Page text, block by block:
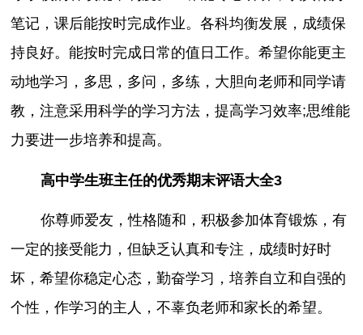
笔记，课后能按时完成作业。各科均衡发展，成绩保
持良好。能按时完成日常的值日工作。希望你能更主
动地学习，多思，多问，多练，大胆向老师和同学请
教，注意采用科学的学习方法，提高学习效率;思维能
力要进一步培养和提高。
高中学生班主任的优秀期末评语大全3
你尊师爱友，性格随和，积极参加体育锻炼，有
一定的接受能力，但缺乏认真和专注，成绩时好时
坏，希望你稳定心态，勤奋学习，培养自立和自强的
个性，作学习的主人，不辜负老师和家长的希望。